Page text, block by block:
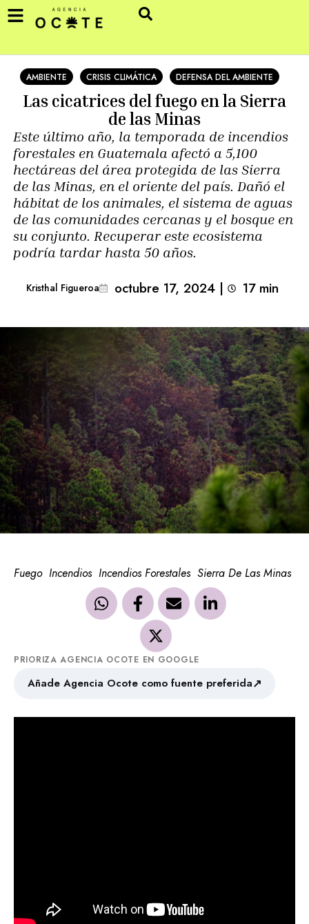
AMBIENTE CRISIS CLIMÁTICA DEFENSA DEL AMBIENTE
Las cicatrices del fuego en la Sierra
de las Minas
Este último año, la temporada de incendios
forestales en Guatemala afectó a 5,100
hectáreas del área protegida de las Sierra
de las Minas, en el oriente del país. Dañó el
hábitat de los animales, el sistema de aguas
de las comunidades cercanas y el bosque en
su conjunto. Recuperar este ecosistema
podría tardar hasta 50 años.
Kristhal Figueroa octubre 17, 2024 | 17 min
Fuego Incendios Incendios Forestales Sierra De Las Minas
PRIORIZA AGENCIA OCOTE EN GOOGLE
Añade Agencia Ocote como fuente preferida↗